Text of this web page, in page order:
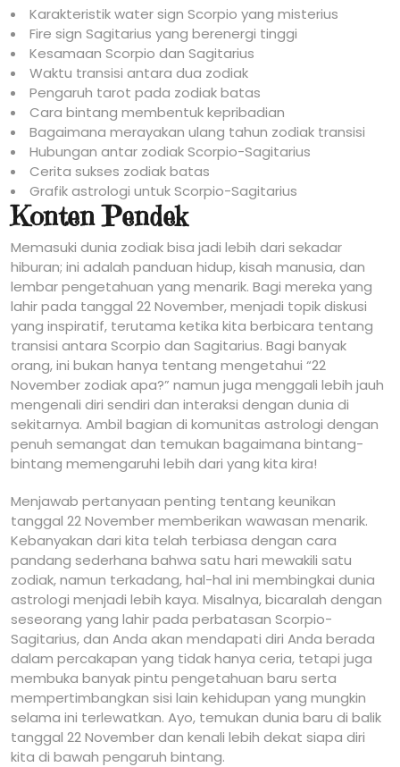
Karakteristik water sign Scorpio yang misterius
Fire sign Sagitarius yang berenergi tinggi
Kesamaan Scorpio dan Sagitarius
Waktu transisi antara dua zodiak
Pengaruh tarot pada zodiak batas
Cara bintang membentuk kepribadian
Bagaimana merayakan ulang tahun zodiak transisi
Hubungan antar zodiak Scorpio-Sagitarius
Cerita sukses zodiak batas
Grafik astrologi untuk Scorpio-Sagitarius
Konten Pendek
Memasuki dunia zodiak bisa jadi lebih dari sekadar
hiburan; ini adalah panduan hidup, kisah manusia, dan
lembar pengetahuan yang menarik. Bagi mereka yang
lahir pada tanggal 22 November, menjadi topik diskusi
yang inspiratif, terutama ketika kita berbicara tentang
transisi antara Scorpio dan Sagitarius. Bagi banyak
orang, ini bukan hanya tentang mengetahui “22
November zodiak apa?” namun juga menggali lebih jauh
mengenali diri sendiri dan interaksi dengan dunia di
sekitarnya. Ambil bagian di komunitas astrologi dengan
penuh semangat dan temukan bagaimana bintang-
bintang memengaruhi lebih dari yang kita kira!
Menjawab pertanyaan penting tentang keunikan
tanggal 22 November memberikan wawasan menarik.
Kebanyakan dari kita telah terbiasa dengan cara
pandang sederhana bahwa satu hari mewakili satu
zodiak, namun terkadang, hal-hal ini membingkai dunia
astrologi menjadi lebih kaya. Misalnya, bicaralah dengan
seseorang yang lahir pada perbatasan Scorpio-
Sagitarius, dan Anda akan mendapati diri Anda berada
dalam percakapan yang tidak hanya ceria, tetapi juga
membuka banyak pintu pengetahuan baru serta
mempertimbangkan sisi lain kehidupan yang mungkin
selama ini terlewatkan. Ayo, temukan dunia baru di balik
tanggal 22 November dan kenali lebih dekat siapa diri
kita di bawah pengaruh bintang.